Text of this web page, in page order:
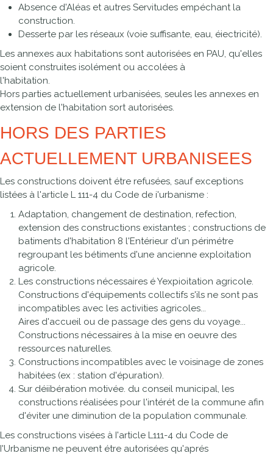
Absence d'Aléas et autres Servitudes empéchant la
construction.
Desserte par les réseaux (voie suffisante, eau, éiectricité).
Les annexes aux habitations sont autorisées en PAU, qu'elles
soient construites isolément ou accolées à
l'habitation.
Hors parties actuellement urbanisées, seules les annexes en
extension de l'habitation sort autorisées.
HORS DES PARTIES
ACTUELLEMENT URBANISEES
Les constructions doivent étre refusées, sauf exceptions
listées à l'article L 111-4 du Code de i'urbanisme :
Adaptation, changement de destination, refection,
extension des constructions existantes ; constructions de
batiments d'habitation 8 l'Entérieur d'un périmétre
regroupant les bétiments d'une ancienne exploitation
agricole.
Les constructions nécessaires é Yexpioitation agricole.
Constructions d'équipements collectifs s'ils ne sont pas
incompatibles avec les activities agricoles...
Aires d'accueil ou de passage des gens du voyage...
Constructions nécessaires à la mise en oeuvre des
ressources naturelles.
Constructions incompatibles avec le voisinage de zones
habitées (ex : station d'épuration).
Sur déiibération motivée. du conseil municipal, les
constructions réalisées pour l'intérét de la commune afin
d'éviter une diminution de la population communale.
Les constructions visées à I'article L111-4 du Code de
I'Urbanisme ne peuvent étre autorisées qu'aprés